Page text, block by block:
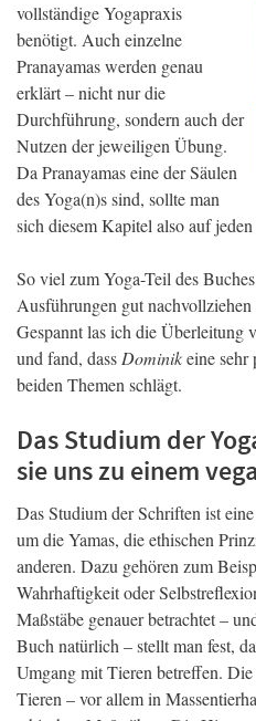
vollständige Yogapraxis
benötigt. Auch einzelne
Pranayamas werden genau
erklärt – nicht nur die
Durchführung, sondern auch der
Nutzen der jeweiligen Übung.
Da Pranayamas eine der Säulen
des Yoga(n)s sind, sollte man
sich diesem Kapitel also auf
So viel zum Yoga-Teil des
Ausführungen gut
Gespannt las ich die Überleitung
und fand, dass Dominikeine sehr
beiden Themen schlägt.
Das Studium der
sie uns zu einem
Das Studium der Schriften ist
um die Yamas, die ethischen
anderen. Dazu gehören zum
Wahrhaftigkeit oder
Maßstäbe genauer betrachtet –
Buch natürlich – stellt man fest,
Umgang mit Tieren betreffen.
Tieren – vor allem in